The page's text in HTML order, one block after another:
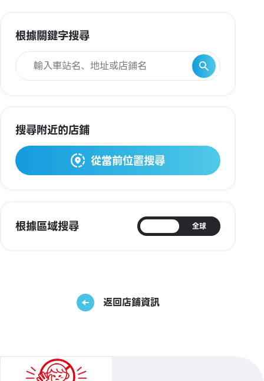
根據關鍵字搜尋
搜尋附近的店鋪
從當前位置搜尋
根據區域搜尋 全球
返回店鋪資訊